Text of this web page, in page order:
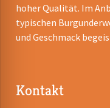
hoher Qualität. Im
typischen
und Geschmack
Kontakt